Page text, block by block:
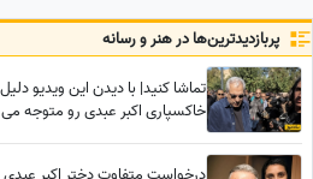
پربازدید‌ترین‌ها در هنر و رسانه
تماشا کنید| با دیدن این ویدیو
خاکسپاری اکبر عبدی رو متوجه